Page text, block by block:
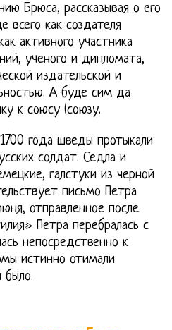
Брюса, рассказывая о его
всего как создателя
активного участника
ученого и дипломата,
издательской и
А буде сим да
к союсу (союзу.
года шведы протыкали
солдат. Седла и
галстуки из черной
письмо Петра
отправленное после
Петра перебралась с
непосредственно к
истинно отимали
было.